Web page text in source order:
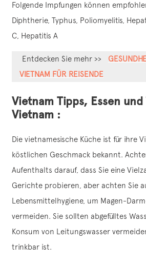
Folgende Impfungen können
Diphtherie, Typhus, Poliomyelitis,
C, Hepatitis A
Entdecken Sie mehr >>
VIETNAM FÜR REISENDE
Vietnam Tipps, Essen
Vietnam :
Die vietnamesische Küche ist für ihre
köstlichen Geschmack bekannt.
Aufenthalts darauf, dass Sie eine
Gerichte probieren, aber achten Sie
Lebensmittelhygiene, um Magen-
vermeiden. Sie sollten abgefülltes
Konsum von Leitungswasser
trinkbar ist.